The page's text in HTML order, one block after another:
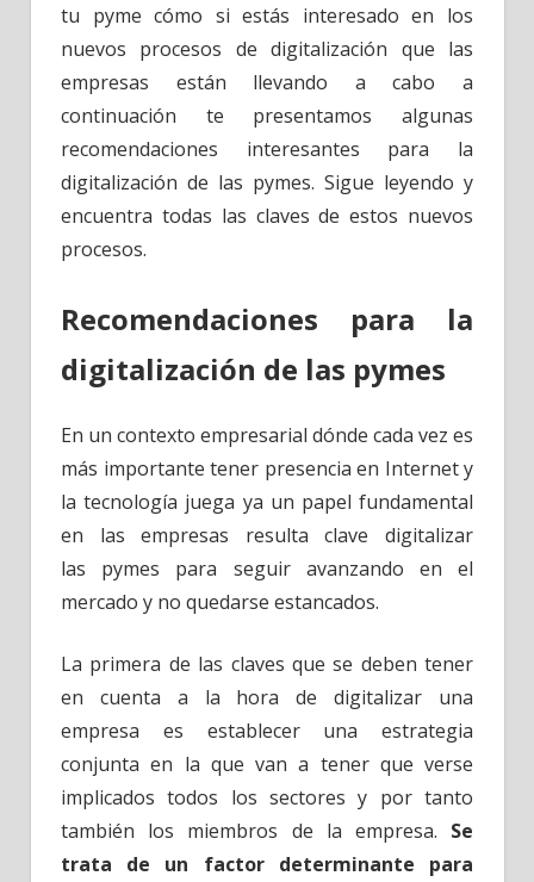
tu pyme cómo si estás interesado en los
nuevos procesos de digitalización que las
empresas están llevando a cabo a
continuación te presentamos algunas
recomendaciones interesantes para la
digitalización de las pymes. Sigue leyendo y
encuentra todas las claves de estos nuevos
procesos.
Recomendaciones para la
digitalización de las pymes
En un contexto empresarial dónde cada vez es
más importante tener presencia en Internet y
la tecnología juega ya un papel fundamental
en las empresas resulta clave digitalizar
las pymes para seguir avanzando en el
mercado y no quedarse estancados.
La primera de las claves que se deben tener
en cuenta a la hora de digitalizar una
empresa es establecer una estrategia
conjunta en la que van a tener que verse
implicados todos los sectores y por tanto
también los miembros de la empresa. Se
trata de un factor determinante para